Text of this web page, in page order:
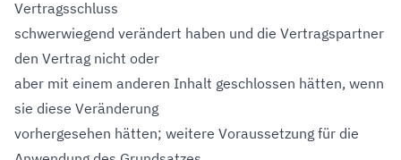
Vertragsschluss
schwerwiegend verändert haben und die Vertragspartner
den Vertrag nicht oder
aber mit einem anderen Inhalt geschlossen hätten, wenn
sie diese Veränderung
vorhergesehen hätten; weitere Voraussetzung für die